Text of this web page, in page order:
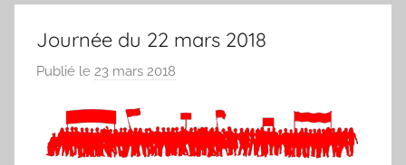
UGICT
CPAM
Journée du 22 mars 2018
Publié le 23 mars 2018